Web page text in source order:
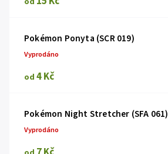
Pokémon Ponyta (SCR 019)
Vyprodáno
od 4 Kč
Pokémon Night Stretcher (SFA 061)
Vyprodáno